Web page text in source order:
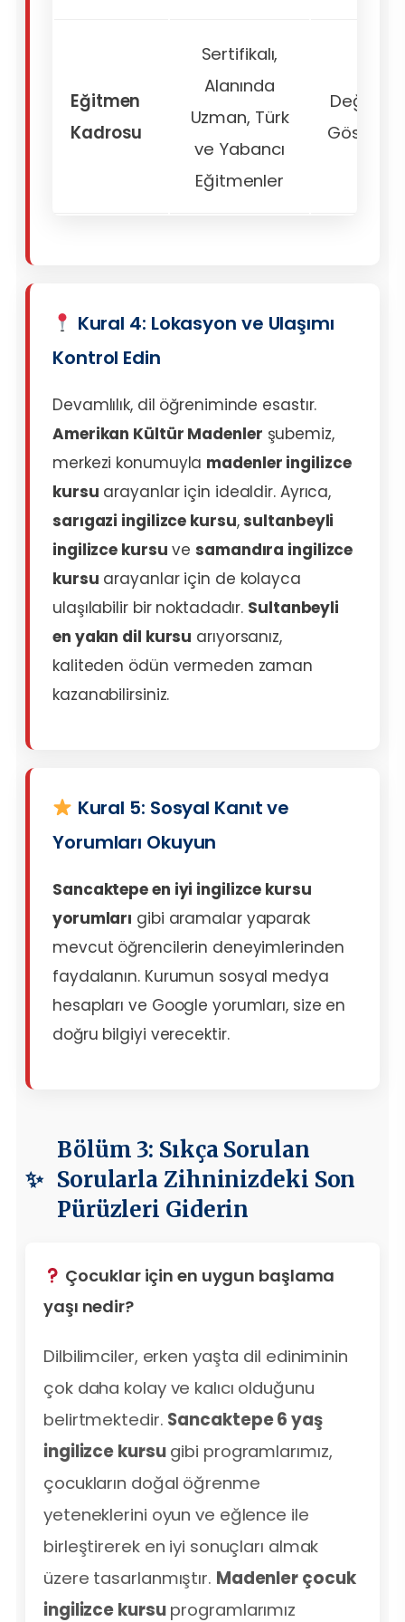
Eğitmen
Kadrosu
Sertifikalı,
Alanında
Uzman, Türk
ve Yabancı
Eğitmenler
Kural 4: Lokasyon ve Ulaşımı
Kontrol Edin
Devamlılık, dil öğreniminde esastır.
Amerikan Kültür Madenler şubemiz,
merkezi konumuyla madenler ingilizce
kursu arayanlar için idealdir. Ayrıca,
sarıgazi ingilizce kursu,sultanbeyli
ingilizce kursu vesamandıra ingilizce
kursu arayanlar için de kolayca
ulaşılabilir bir noktadadır. Sultanbeyli
en yakın dil kursu arıyorsanız,
kaliteden ödün vermeden zaman
kazanabilirsiniz.
Kural 5: Sosyal Kanıt ve
Yorumları Okuyun
Sancaktepe en iyi ingilizce kursu
yorumları gibi aramalar yaparak
mevcut öğrencilerin deneyimlerinden
faydalanın. Kurumun sosyal medya
hesapları ve Google yorumları, size en
doğru bilgiyi verecektir.
Bölüm 3: Sıkça Sorulan
Sorularla Zihninizdeki Son
Pürüzleri Giderin
Çocuklar için en uygun başlama
yaşı nedir?
Dilbilimciler, erken yaşta dil ediniminin
çok daha kolay ve kalıcı olduğunu
belirtmektedir. Sancaktepe 6 yaş
ingilizce kursugibi programlarımız,
çocukların doğal öğrenme
yeteneklerini oyun ve eğlence ile
birleştirerek en iyi sonuçları almak
üzere tasarlanmıştır. Madenler çocuk
ingilizce kursuprogramlarımız